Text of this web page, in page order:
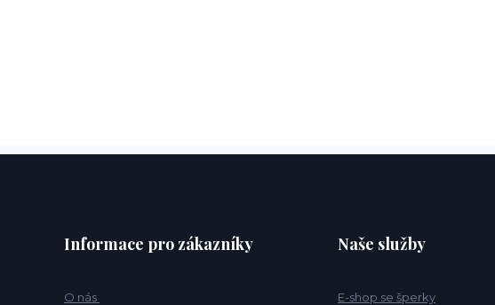
Informace pro zákazníky
O nás
Naše služby
E-shop se šperky